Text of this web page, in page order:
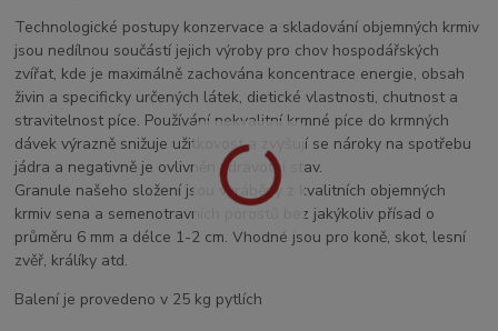
Technologické postupy konzervace a skladování objemných krmiv
jsou nedílnou součástí jejich výroby pro chov hospodářských
zvířat, kde je maximálně zachována koncentrace energie, obsah
živin a specificky určených látek, dietické vlastnosti, chutnost a
stravitelnost píce. Používání nekvalitní krmné píce do krmných
dávek výrazně snižuje užitkovost a zvyšují se nároky na spotřebu
jádra a negativně je ovlivněn zdravotní stav.
Granule našeho složení jsou vyráběny z kvalitních objemných
krmiv sena a semenotravních porostů bez jakýkoliv přísad o
průměru 6 mm a délce 1-2 cm. Vhodné jsou pro koně, skot, lesní
zvěř, králíky atd.
Balení je provedeno v 25 kg pytlích